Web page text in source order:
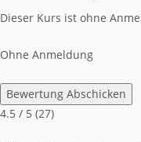
Dieser Kurs ist ohne
Ohne Anmeldung
Bewertung Abschicken
4.5 / 5 (27)